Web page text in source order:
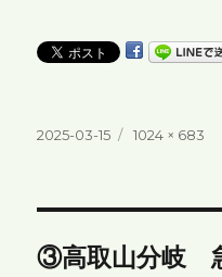
投
2025-03-15
フ
1024 × 683
③高取山分岐